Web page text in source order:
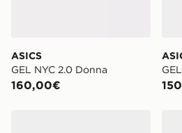
ASICS
GEL NYC 2.0 Donna
160,00€